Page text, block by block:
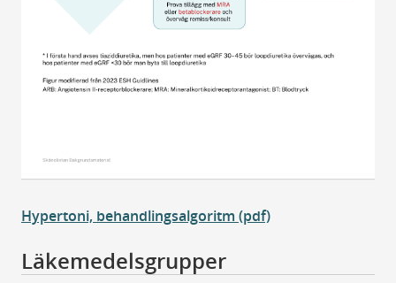
Hypertoni, behandlingsalgoritm (pdf)
Läkemedelsgrupper